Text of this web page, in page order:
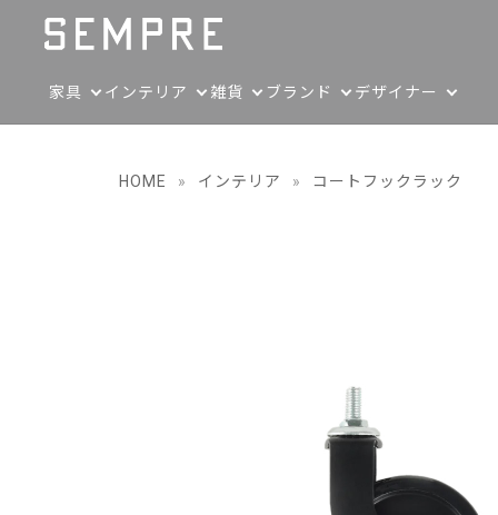
家具 インテリア 雑貨 ブランド デザイナー
HOME » インテリア » コートフックラック